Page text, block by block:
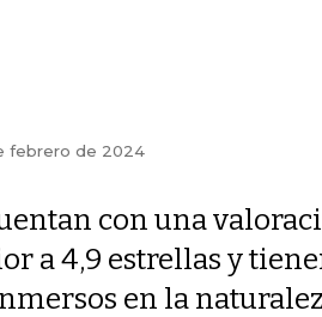
febrero de 2024
con una
a 4,9 estrellas y
en la